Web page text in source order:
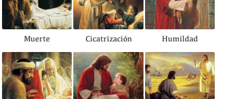
Muerte Cicatrización Humildad